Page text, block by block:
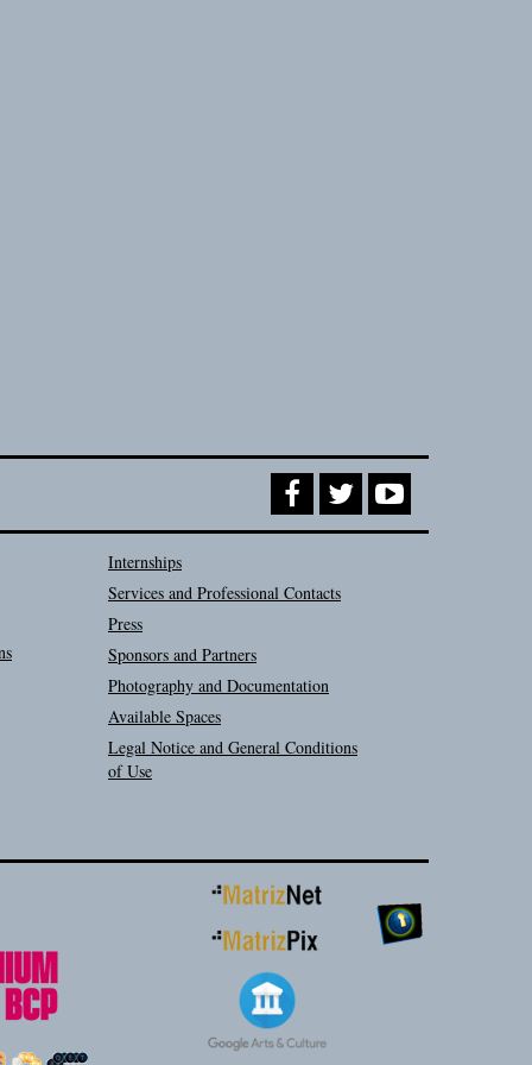
Internships
Services and Professional Contacts
Press
Sponsors and Partners
Photography and Documentation
Available Spaces
Legal Notice and General Conditions
of Use